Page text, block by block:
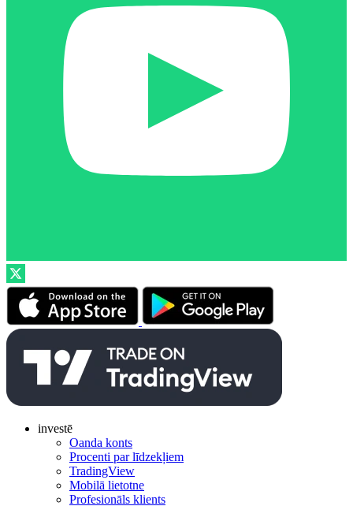
investē
Oanda konts
Procenti par līdzekļiem
TradingView
Mobilā lietotne
Profesionāls klients